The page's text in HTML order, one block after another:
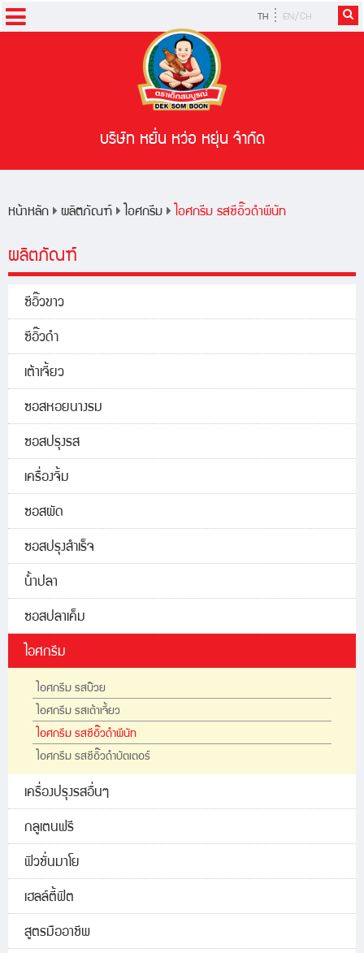
TH EN/CH
บริษัท หยั่น หว่อ หยุ่น จำกัด
หน้าหลัก ผลิตภัณฑ์ ไอศกรีม ไอศกรีม รสซีอิ๊วดำพีนัท
ผลิตภัณฑ์
ซีอิ๊วขาว
ซีอิ๊วดำ
เต้าเจี้ยว
ซอสหอยนางรม
ซอสปรุงรส
เครื่องจิ้ม
ซอสผัด
ซอสปรุงสำเร็จ
น้ำปลา
ซอสปลาเค็ม
ไอศกรีม
ไอศกรีม รสบ๊วย
ไอศกรีม รสเต้าเจี้ยว
ไอศกรีม รสซีอิ๊วดำพีนัท
ไอศกรีม รสซีอิ๊วดำบัตเตอร์
เครื่องปรุงรสอื่นๆ
กลูเตนฟรี
ฟิวชั่นมาโย
เฮลล์ตี้ฟิต
สูตรมืออาชีพ
หน้าหลัก